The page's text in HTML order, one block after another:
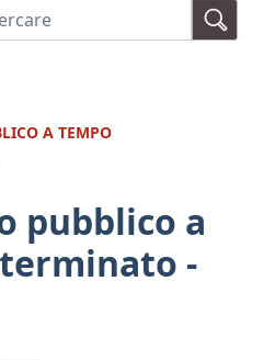
Cerca
A TEMPO
pubblico a
-